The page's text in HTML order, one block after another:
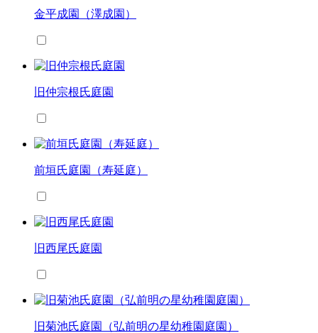
金平成園（澤成園）
旧仲宗根氏庭園
前垣氏庭園（寿延庭）
旧西尾氏庭園
旧菊池氏庭園（弘前明の星幼稚園庭園）